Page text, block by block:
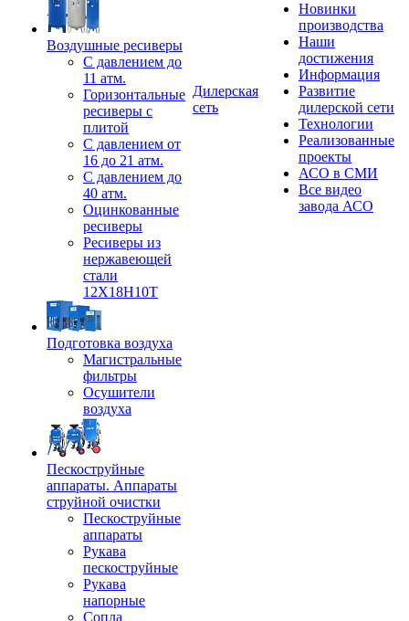
Воздушные ресиверы
С давлением до
11 атм.
Горизонтальные
ресиверы с
плитой
С давлением от
16 до 21 атм.
С давлением до
40 атм.
Оцинкованные
ресиверы
Ресиверы из
нержавеющей
стали
12Х18Н10Т
Подготовка воздуха
Магистральные
фильтры
Осушители
воздуха
Пескоструйные
аппараты. Аппараты
струйной очистки
Пескоструйные
аппараты
Рукава
пескоструйные
Рукава
напорные
Сопла
Дилерская
сеть
Новинки
производства
Наши
достижения
Информация
Развитие
дилерской сети
Технологии
Реализованные
проекты
АСО в СМИ
Все видео
завода АСО